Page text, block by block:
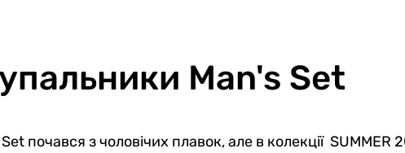
Man's Set
почався з чоловічих плавок, але в колекції SUMMER